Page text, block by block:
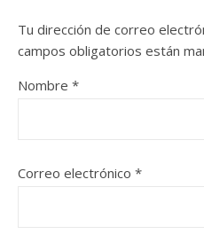
Tu dirección de correo
campos obligatorios están
Nombre *
Correo electrónico *